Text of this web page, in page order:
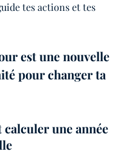
tes actions et tes
est une nouvelle
pour changer ta
calculer une année